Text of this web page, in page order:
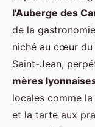
l'Auberge des
de la
niché au cœur du
Saint-Jean,
mères
locales comme
et la tarte aux